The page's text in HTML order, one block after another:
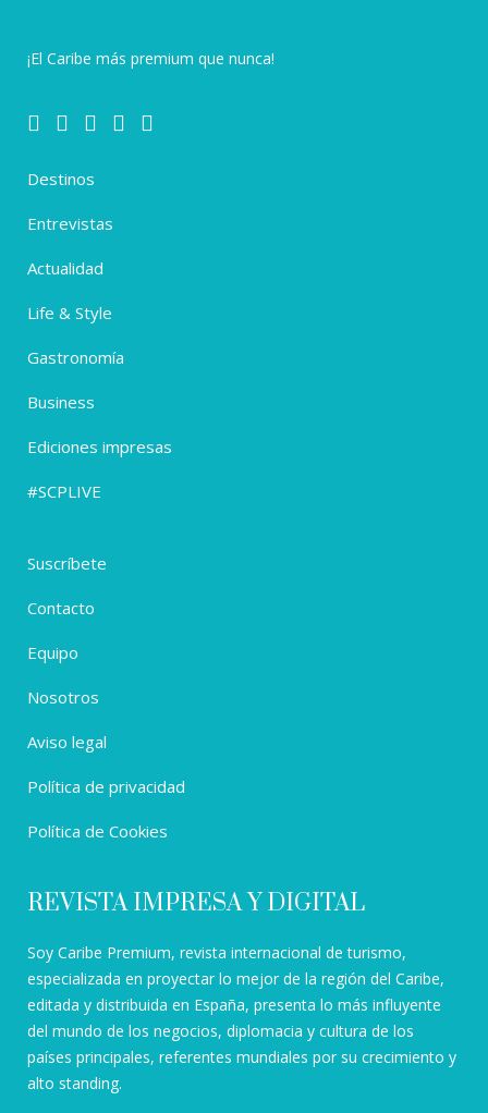
¡El Caribe más premium que nunca!
Destinos
Entrevistas
Actualidad
Life & Style
Gastronomía
Business
Ediciones impresas
#SCPLIVE
Suscríbete
Contacto
Equipo
Nosotros
Aviso legal
Política de privacidad
Política de Cookies
REVISTA IMPRESA Y DIGITAL
Soy Caribe Premium, revista internacional de turismo,
especializada en proyectar lo mejor de la región del Caribe,
editada y distribuida en España, presenta lo más influyente
del mundo de los negocios, diplomacia y cultura de los
países principales, referentes mundiales por su crecimiento y
alto standing.